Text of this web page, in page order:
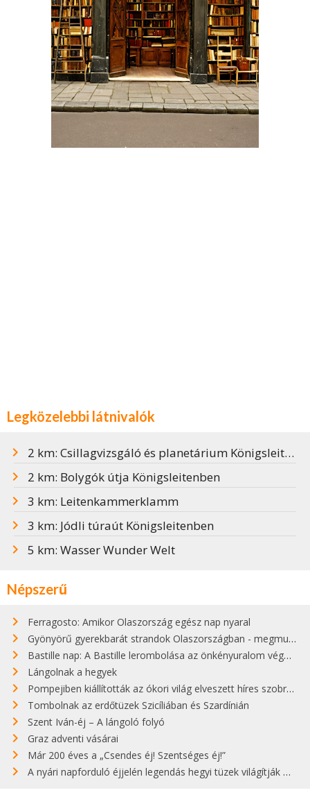
Legközelebbi látnivalók
2 km: Csillagvizsgáló és planetárium Königsleitenben
2 km: Bolygók útja Königsleitenben
3 km: Leitenkammerklamm
3 km: Jódli túraút Königsleitenben
5 km: Wasser Wunder Welt
Népszerű
Ferragosto: Amikor Olaszország egész nap nyaral
Gyönyörű gyerekbarát strandok Olaszországban - megmutatjuk a 15 legjobbat
Bastille nap: A Bastille lerombolása az önkényuralom végét jelentette
Lángolnak a hegyek
Pompejiben kiállították az ókori világ elveszett híres szobrának másolatát
Tombolnak az erdőtüzek Szicíliában és Szardínián
Szent Iván-éj – A lángoló folyó
Graz adventi vásárai
Már 200 éves a „Csendes éj! Szentséges éj!”
A nyári napforduló éjjelén legendás hegyi tüzek világítják meg Zugspitzét